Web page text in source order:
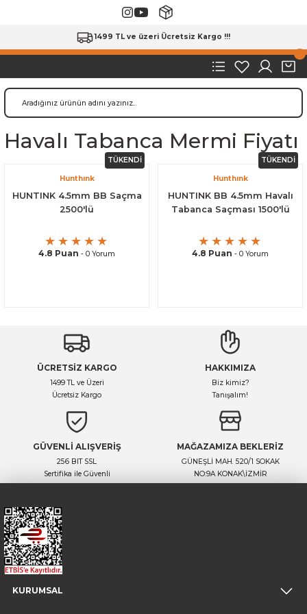
1499 TL ve üzeri Ücretsiz Kargo !!!
Havalı Tabanca Mermi Fiyatı
TÜKENDİ
Hunthınk
HUNTINK 4.5mm BB Saçma
2500'lü
4.8 Puan - 0 Yorum
TÜKENDİ
Hunthınk
HUNTINK BB 4.5mm Havalı
Tabanca Saçması 1500'lü
4.8 Puan - 0 Yorum
ÜCRETSİZ KARGO
1499 TL ve Üzeri
Ücretsiz Kargo
HAKKIMIZA
Biz kimiz?
Tanışalım!
GÜVENLİ ALIŞVERİŞ
256 BIT SSL
Sertifika ile Güvenli
MAĞAZAMIZA BEKLERİZ
GÜNEŞLİ MAH. 520/1 SOKAK
NO:9A KONAK\İZMİR
KURUMSAL